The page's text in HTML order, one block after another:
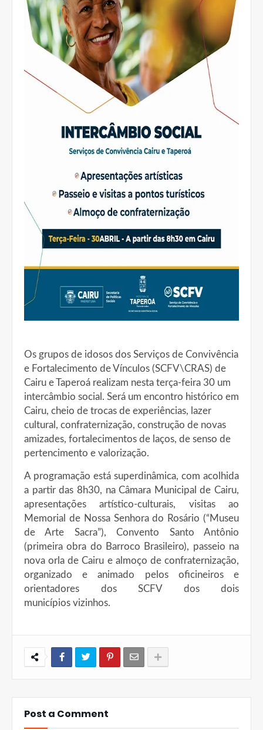
Os grupos de idosos dos Serviços de Convivência
e Fortalecimento de Vínculos (SCFV\CRAS) de
Cairu e Taperoá realizam nesta terça-feira 30 um
intercâmbio social. Será um encontro histórico em
Cairu, cheio de trocas de experiências, lazer
cultural, confraternização, construção de novas
amizades, fortalecimentos de laços, de senso de
pertencimento e valorização.
A programação está superdinâmica, com acolhida
a partir das 8h30, na Câmara Municipal de Cairu,
apresentações artístico-culturais, visitas ao
Memorial de Nossa Senhora do Rosário (“Museu
de Arte Sacra”), Convento Santo Antônio
(primeira obra do Barroco Brasileiro), passeio na
nova orla de Cairu e almoço de confraternização,
organizado e animado pelos oficineiros e
orientadores dos SCFV dos dois
municípios vizinhos.
Post a Comment